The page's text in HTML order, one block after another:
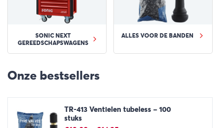
SONIC NEXT
GEREEDSCHAPSWAGENS
ALLES VOOR DE BANDEN
Onze bestsellers
TR-413 Ventielen tubeless – 100
stuks